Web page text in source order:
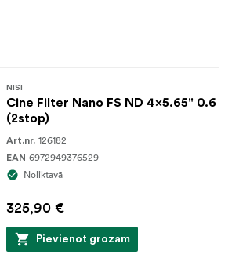
NISI
Cine Filter Nano FS ND 4x5.65" 0.6
(2stop)
Art.nr. 126182
EAN 6972949376529
Noliktavā
325,90 €
Pievienot grozam